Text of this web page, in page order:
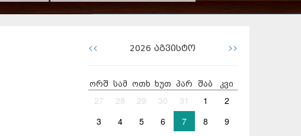
<< 2026 აგვისტო >>
ორშ სამ ოთხ ხუთ პარ შაბ კვი
27 28 29 30 31 1
2
3
4 5 6 7 8
9